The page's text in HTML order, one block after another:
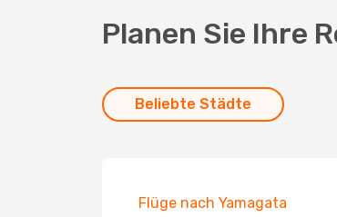
Planen Sie Ihre
Beliebte Städte
Flüge nach Yamagata